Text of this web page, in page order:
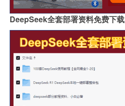
DeepSeek全套部署资料免费下载